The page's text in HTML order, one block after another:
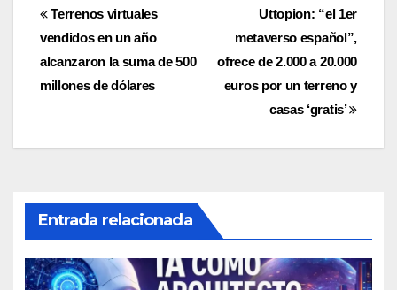
Navegación
de
entradas
Uttopion: “el 1er
metaverso español”,
ofrece de 2.000 a 20.000
euros por un terreno y
casas ‘gratis’
Terrenos virtuales
vendidos en un año
alcanzaron la suma de 500
millones de dólares
Entrada relacionada